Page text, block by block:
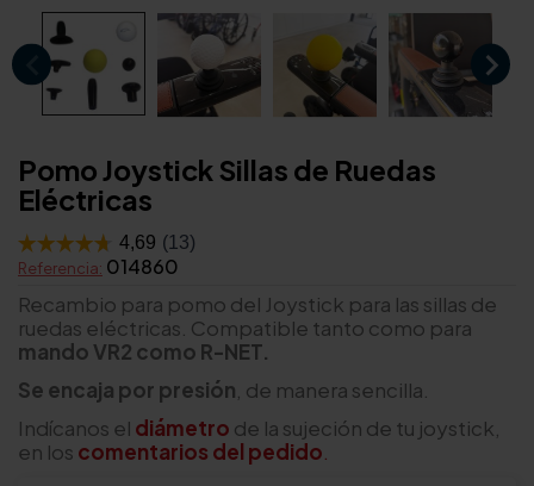
Pomo Joystick Sillas de Ruedas
Eléctricas
Referencia: 014860
Recambio para pomo del Joystick para las sillas de
ruedas eléctricas. Compatible tanto como para
mando VR2 como R-NET.
Se encaja por presión , de manera sencilla.
Indícanos el diámetro de la sujeción de tu joystick,
en los comentarios del pedido